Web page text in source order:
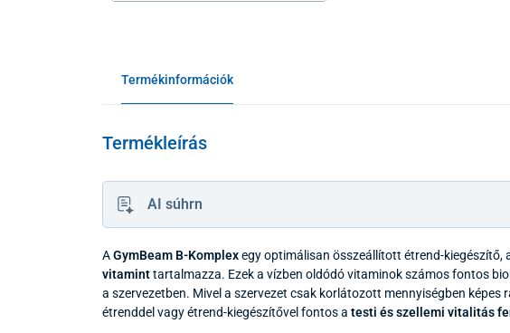
Termékinformációk
Termékleírás
AI súhrn
AGymBeam B-Komplexegy optimálisan összeállított étrend-kiegészítő,
vitaminttartalmazza. Ezek a vízben oldódó vitaminok számos fontos
a szervezetben. Mivel a szervezet csak korlátozott mennyiségben képes
étrenddel vagy étrend-kiegészítővel fontos a testi és szellemi vitalitás